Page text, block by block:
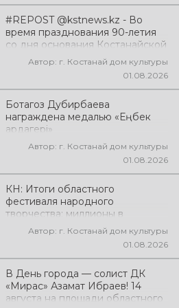
#REPOST @kstnews.kz - Во
время празднования 90-летия
со дня основания Костанайской
области подвели итоги 38-го
фестиваля самодеятельного
Автор: г. Костанай дом культуры
01.08.2026
Ботагоз Дубирбаева
награждена медалью «Еңбек
ардагері»
Автор: г. Костанай дом культуры
01.08.2026
КН: Итоги областного
фестиваля народного
творчества: миллионы в
культуруАвтор: г. Костанай дом культуры
01.08.2026
В День города — солист ДК
«Мирас» Азамат Ибраев! 14
августа на площади областного